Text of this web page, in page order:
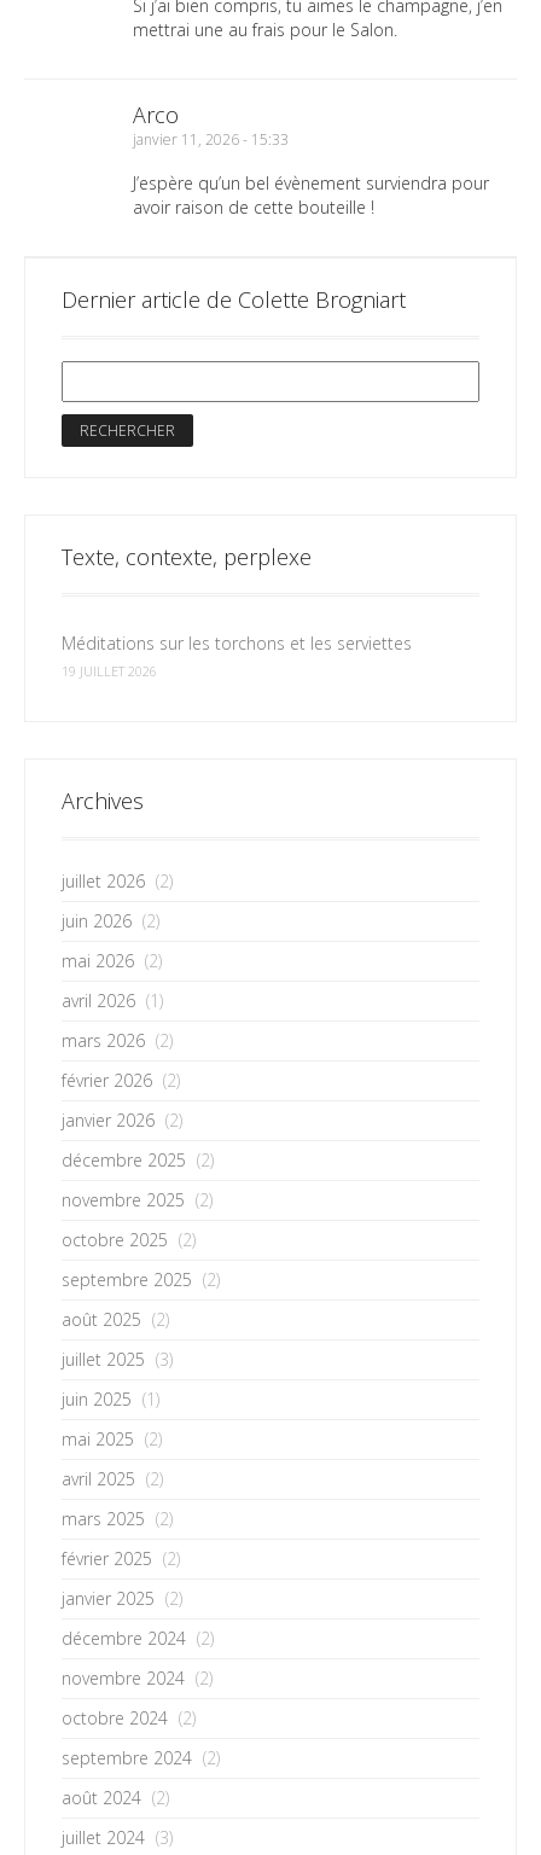
Si j’ai bien compris, tu aimes le champagne, j’en
mettrai une au frais pour le Salon.
Arco
janvier 11, 2026 - 15:33
J’espère qu’un bel évènement surviendra pour
avoir raison de cette bouteille !
Dernier article de Colette Brogniart
Texte, contexte, perplexe
Méditations sur les torchons et les serviettes
19 JUILLET 2026
Archives
juillet 2026 (2)
juin 2026 (2)
mai 2026 (2)
avril 2026 (1)
mars 2026 (2)
février 2026 (2)
janvier 2026 (2)
décembre 2025 (2)
novembre 2025 (2)
octobre 2025 (2)
septembre 2025 (2)
août 2025 (2)
juillet 2025 (3)
juin 2025 (1)
mai 2025 (2)
avril 2025 (2)
mars 2025 (2)
février 2025 (2)
janvier 2025 (2)
décembre 2024 (2)
novembre 2024 (2)
octobre 2024 (2)
septembre 2024 (2)
août 2024 (2)
juillet 2024 (3)